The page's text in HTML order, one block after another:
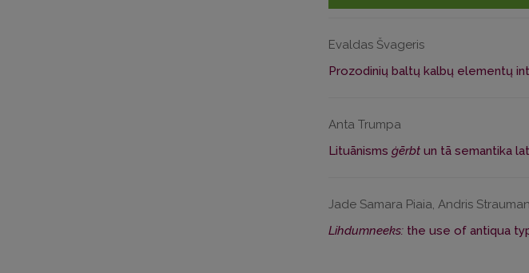
Evaldas Švageris
Prozodinių baltų kalbų elementų
Anta Trumpa
Lituānisms ģērbt un tā semantika
Jade Samara Piaia, Andris
Lihdumneeks:the use of antiqua